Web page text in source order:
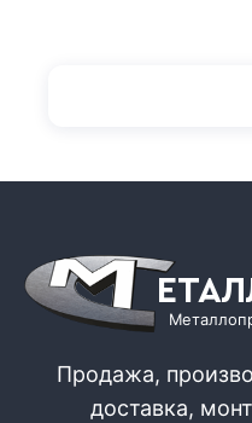
Продажа,
доставка,